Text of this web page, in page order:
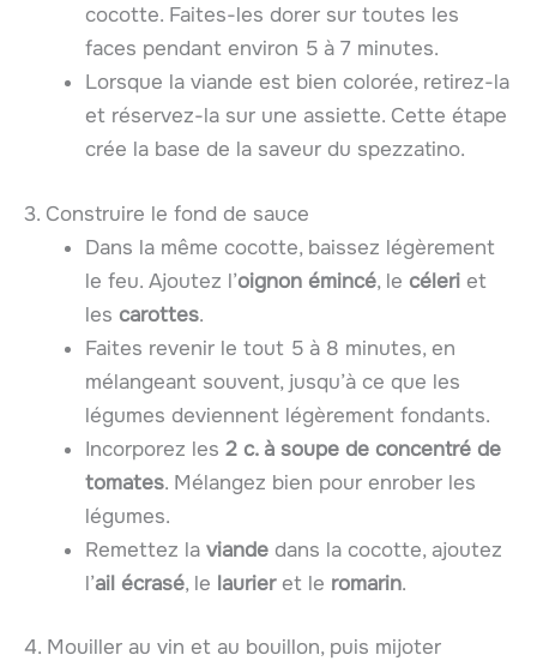
cocotte. Faites-les dorer sur toutes les
faces pendant environ 5 à 7 minutes.
Lorsque la viande est bien colorée, retirez-la
et réservez-la sur une assiette. Cette étape
crée la base de la saveur du spezzatino.
3. Construire le fond de sauce
Dans la même cocotte, baissez légèrement
le feu. Ajoutez l’oignon émincé, le céleri et
les carottes.
Faites revenir le tout 5 à 8 minutes, en
mélangeant souvent, jusqu’à ce que les
légumes deviennent légèrement fondants.
Incorporez les 2 c. à soupe de concentré de
tomates. Mélangez bien pour enrober les
légumes.
Remettez la viande dans la cocotte, ajoutez
l’ail écrasé, le laurieret le romarin.
4. Mouiller au vin et au bouillon, puis mijoter